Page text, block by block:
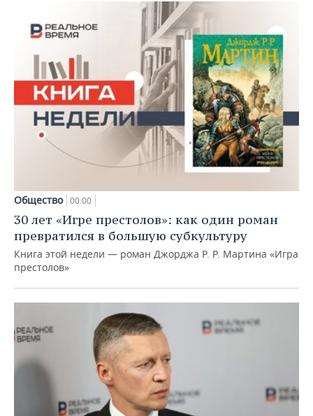
Общество 00:00
30 лет «Игре престолов»: как один роман
превратился в большую субкультуру
Книга этой недели — роман Джорджа Р. Р. Мартина «Игра
престолов»